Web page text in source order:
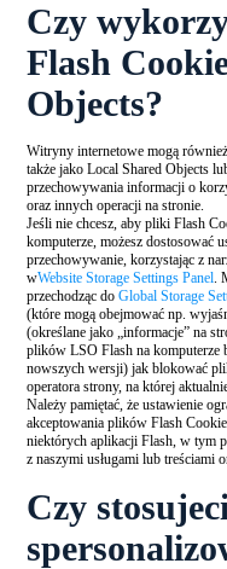
Czy
Flash
Objects?
Witryny internetowe mogą
także jako Local Shared Objects
przechowywania informacji o
oraz innych operacji na stronie.
Jeśli nie chcesz, aby pliki Flash
komputerze, możesz dostosować
przechowywanie, korzystając z
wWebsite Storage Settings Panel .
przechodząc doGlobal Storage
(które mogą obejmować np.
(określane jako „informacje” na
plików LSO Flash na komputerze
nowszych wersji) jak blokować
operatora strony, na której
Należy pamiętać, że ustawienie
akceptowania plików Flash
niektórych aplikacji Flash, w tym
z naszymi usługami lub treściami
Czy